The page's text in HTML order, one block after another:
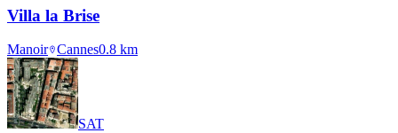
Villa la Brise
Manoir Cannes0.8 km
SAT